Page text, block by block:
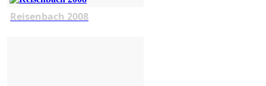
Reisenbach 2008